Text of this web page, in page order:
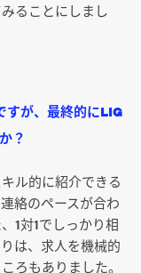
ることにしまし
が、最終的にLIG
？
ル的に紹介できる
絡のペースが合わ
1対1でしっかり相
は、求人を機械的
ろもありました。